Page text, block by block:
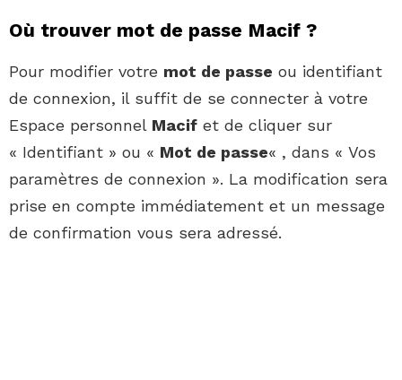
Où trouver mot de passe Macif ?
Pour modifier votre mot de passe ou identifiant
de connexion, il suffit de se connecter à votre
Espace personnel Macif et de cliquer sur
« Identifiant » ou « Mot de passe« , dans « Vos
paramètres de connexion ». La modification sera
prise en compte immédiatement et un message
de confirmation vous sera adressé.